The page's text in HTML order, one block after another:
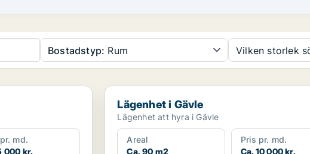
Bostadstyp: Rum Vilken storlek
md.
000 kr.
Lägenhet i Gävle
Lägenhet i Gävle
Lägenhet att hyra i Gävle
Areal
Ca. 90 m2
Pris pr. md.
Ca. 10 000 kr.